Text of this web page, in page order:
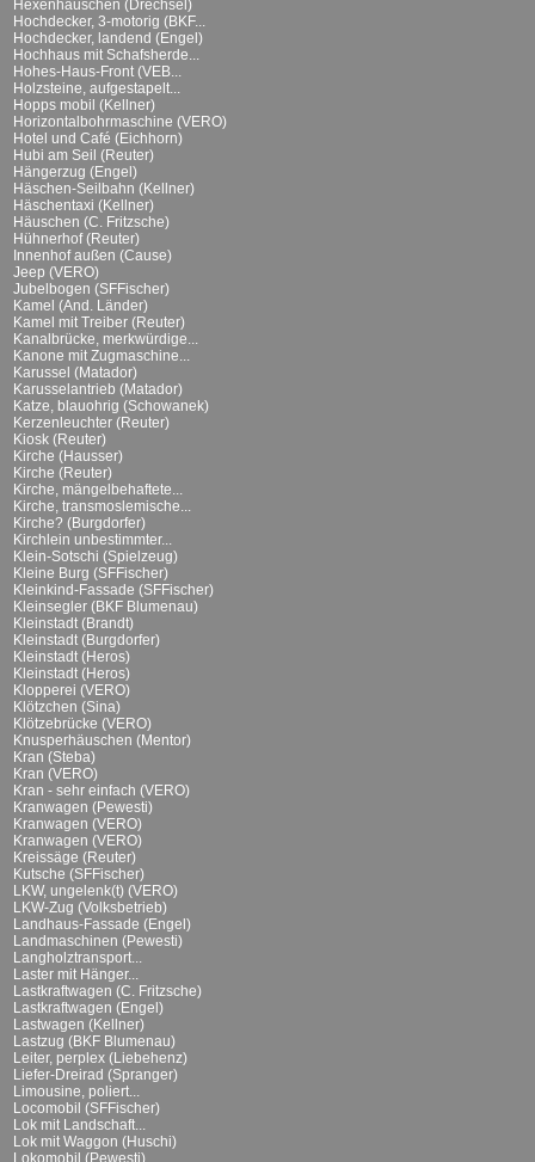
Hexenhäuschen (Drechsel)
Hochdecker, 3-motorig (BKF...
Hochdecker, landend (Engel)
Hochhaus mit Schafsherde...
Hohes-Haus-Front (VEB...
Holzsteine, aufgestapelt...
Hopps mobil (Kellner)
Horizontalbohrmaschine (VERO)
Hotel und Café (Eichhorn)
Hubi am Seil (Reuter)
Hängerzug (Engel)
Häschen-Seilbahn (Kellner)
Häschentaxi (Kellner)
Häuschen (C. Fritzsche)
Hühnerhof (Reuter)
Innenhof außen (Cause)
Jeep (VERO)
Jubelbogen (SFFischer)
Kamel (And. Länder)
Kamel mit Treiber (Reuter)
Kanalbrücke, merkwürdige...
Kanone mit Zugmaschine...
Karussel (Matador)
Karusselantrieb (Matador)
Katze, blauohrig (Schowanek)
Kerzenleuchter (Reuter)
Kiosk (Reuter)
Kirche (Hausser)
Kirche (Reuter)
Kirche, mängelbehaftete...
Kirche, transmoslemische...
Kirche? (Burgdorfer)
Kirchlein unbestimmter...
Klein-Sotschi (Spielzeug)
Kleine Burg (SFFischer)
Kleinkind-Fassade (SFFischer)
Kleinsegler (BKF Blumenau)
Kleinstadt (Brandt)
Kleinstadt (Burgdorfer)
Kleinstadt (Heros)
Kleinstadt (Heros)
Klopperei (VERO)
Klötzchen (Sina)
Klötzebrücke (VERO)
Knusperhäuschen (Mentor)
Kran (Steba)
Kran (VERO)
Kran - sehr einfach (VERO)
Kranwagen (Pewesti)
Kranwagen (VERO)
Kranwagen (VERO)
Kreissäge (Reuter)
Kutsche (SFFischer)
LKW, ungelenk(t) (VERO)
LKW-Zug (Volksbetrieb)
Landhaus-Fassade (Engel)
Landmaschinen (Pewesti)
Langholztransport...
Laster mit Hänger...
Lastkraftwagen (C. Fritzsche)
Lastkraftwagen (Engel)
Lastwagen (Kellner)
Lastzug (BKF Blumenau)
Leiter, perplex (Liebehenz)
Liefer-Dreirad (Spranger)
Limousine, poliert...
Locomobil (SFFischer)
Lok mit Landschaft...
Lok mit Waggon (Huschi)
Lokomobil (Pewesti)